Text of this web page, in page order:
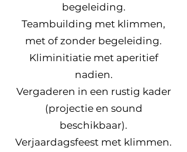
begeleiding.
Teambuilding met klimmen,
met of zonder begeleiding.
Kliminitiatie met aperitief
nadien.
Vergaderen in een rustig kader
(projectie en sound
beschikbaar).
Verjaardagsfeest met klimmen.